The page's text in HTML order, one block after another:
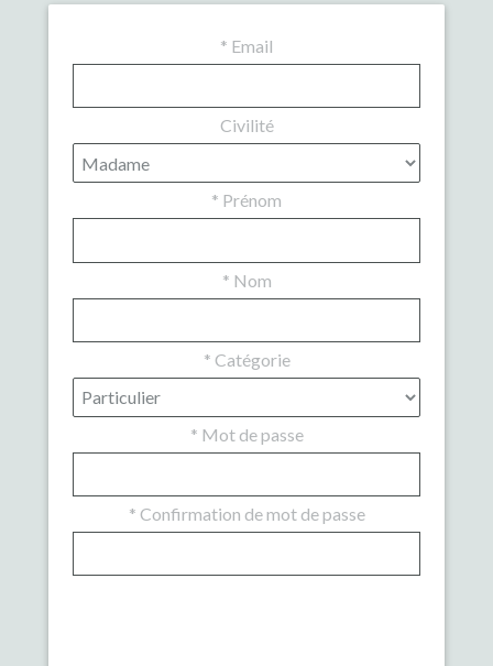
* Email
Civilité
* Prénom
* Nom
* Catégorie
* Mot de passe
* Confirmation de mot de passe